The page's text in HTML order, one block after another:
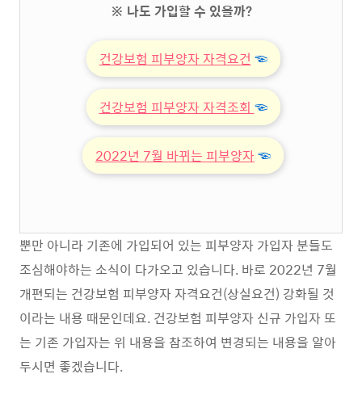
※ 나도 가입할 수 있을까?
건강보험 피부양자 자격요건 ☜
건강보험 피부양자 자격조회 ☜
2022년 7월 바뀌는 피부양자☜
뿐만 아니라 기존에 가입되어 있는 피부양자 가입자 분들도
조심해야하는 소식이 다가오고 있습니다. 바로 2022년 7월
개편되는 건강보험 피부양자 자격요건(상실요건) 강화될 것
이라는 내용 때문인데요. 건강보험 피부양자 신규 가입자 또
는 기존 가입자는 위 내용을 참조하여 변경되는 내용을 알아
두시면 좋겠습니다.